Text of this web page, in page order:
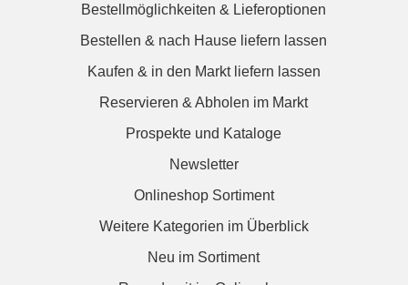
Bestellmöglichkeiten & Lieferoptionen
Bestellen & nach Hause liefern lassen
Kaufen & in den Markt liefern lassen
Reservieren & Abholen im Markt
Prospekte und Kataloge
Newsletter
Onlineshop Sortiment
Weitere Kategorien im Überblick
Neu im Sortiment